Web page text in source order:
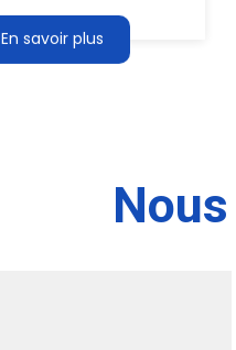
En savoir plus